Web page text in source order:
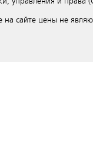
на сайте цены не